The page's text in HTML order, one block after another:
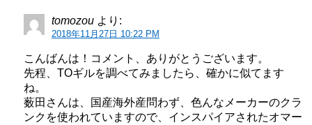
tomozou より:
2018年11月27日 10:22 PM
こんばんは！コメント、ありがとうございます。
先程、TOギルを調べてみましたら、確かに似てます
ね。
薮田さんは、国産海外産問わず、色んなメーカーのクラ
ンクを使われていますので、インスパイアされたオマー